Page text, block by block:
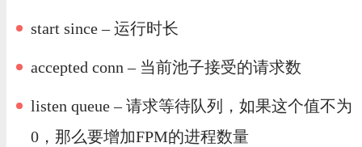
start since – 运行时长
accepted conn – 当前池子接受的请求数
listen queue – 请求等待队列，如果这个值不为
0，那么要增加FPM的进程数量